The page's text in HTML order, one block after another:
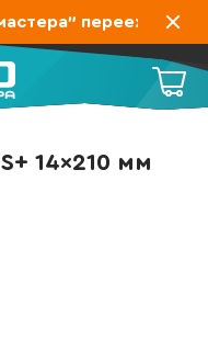
переехал на
14x210 мм